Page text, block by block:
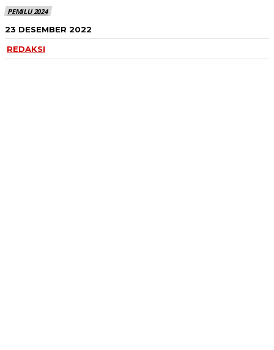
PEMILU 2024
23 DESEMBER 2022
REDAKSI